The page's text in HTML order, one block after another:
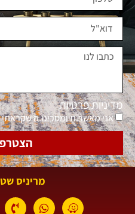
מדיניות פרטיות
אני מאשר.ת ומסכימ.ה
מריניס